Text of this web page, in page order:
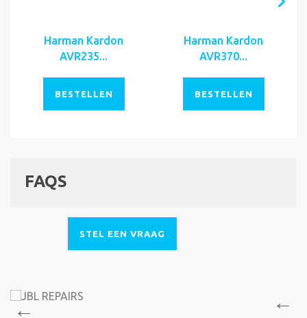
Harman Kardon
AVR235...
BESTELLEN
Harman Kardon
AVR370...
BESTELLEN
FAQS
STEL EEN VRAAG